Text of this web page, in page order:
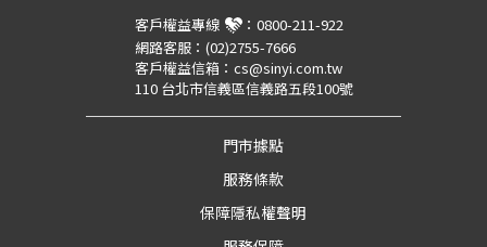
客戶權益專線 ： 0800-211-922
網路客服： (02)2755-7666
客戶權益信箱： cs@sinyi.com.tw
110 台北市信義區信義路五段100號
門市據點
服務條款
保障隱私權聲明